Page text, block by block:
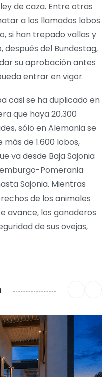
de caza. Entre otras
a los llamados lobos
si han trepado vallas y
después del Bundestag,
su aprobación antes
entrar en vigor.
casi se ha duplicado en
que haya 20.300
sólo en Alemania se
de 1.600 lobos,
va desde Baja Sajonia
Pomerania
Sajonia. Mientras
de los animales
avance, los ganaderos
de sus ovejas,